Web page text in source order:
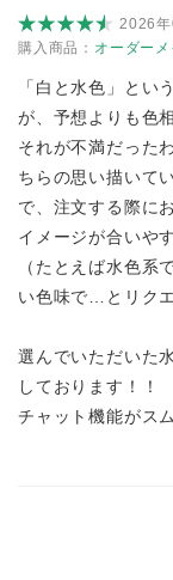
2026
購入商品： オーダーメ
「白と水色」とい
が、予想よりも色
それが不満だった
ちらの思い描いて
で、注文する際に
イメージが合いや
（たとえば水色系
い色味で…とリク
選んでいただいた
しております！！
チャット機能がス